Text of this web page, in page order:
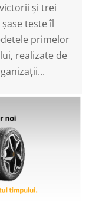
și trei
teste îl
primelor
realizate de